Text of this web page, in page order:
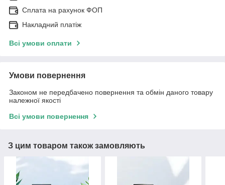
Сплата на рахунок ФОП
Накладний платіж
Всі умови оплати
Умови повернення
Законом не передбачено повернення та обмін даного товару
належної якості
Всі умови повернення
З цим товаром також замовляють